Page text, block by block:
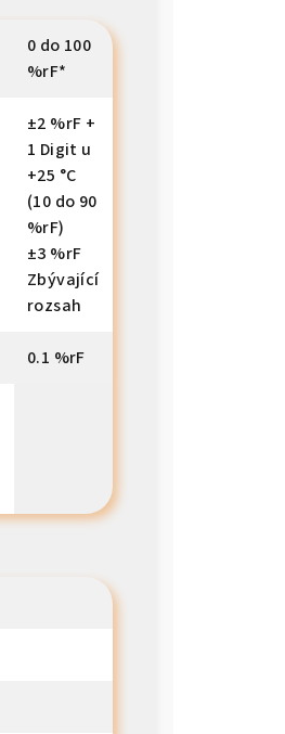
0 do 100
%rF*
±2 %rF +
1 Digit u
+25 °C
(10 do 90
%rF)
±3 %rF
Zbývající
rozsah
0.1 %rF